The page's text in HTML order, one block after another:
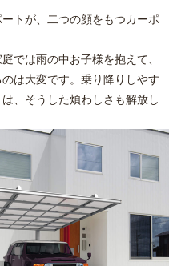
トが、二つの顔をもつカーポ
では雨の中お子様を抱えて、
は大変です。乗り降りしやす
、そうした煩わしさも解放し